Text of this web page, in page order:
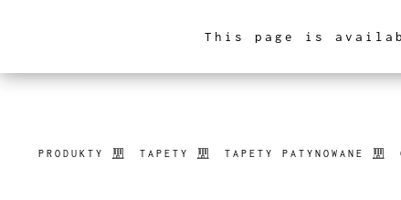
ARCHITEKTURA
PRODUKTY TAPETY TAPETY PATYNOWANE
This page is